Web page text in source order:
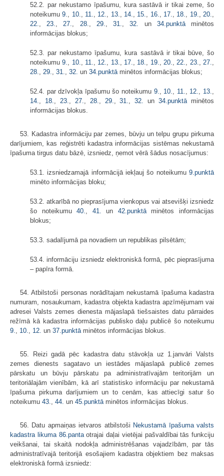
52.2. par nekustamo īpašumu, kura sastāvā ir tikai zeme, šo
noteikumu9. 10. 11. 12. 13. 14. 15. 16. 17. 18. 19. 20.
22.
23. 27. 28. 29. ,31. ,32. un 34.punktāminētos
informācijas blokus;
52.3. par nekustamo īpašumu, kura sastāvā ir tikai būve, šo
noteikumu9. 10. 11. 12. 13. 17. 18. 19. 20. 22. 23. 27.
28.
29. 31. 32. un 34.punktā minētos informācijas blokus;
52.4. par dzīvokļa īpašumu šo noteikumu 9. 10. 11. 12. 13.
14.
18. 23. 27. 28. 29. ,31. ,32.un34.punktā minētos
informācijas blokus.
53. Kadastra informāciju par zemes, būvju un telpu grupu pirkuma
darījumiem, kas reģistrēti kadastra informācijas sistēmas nekustamā
īpašuma tirgus datu bāzē, izsniedz, ņemot vērā šādus nosacījumus:
53.1. izsniedzamajā informācijā iekļauj šo noteikumu 9.punktā
minēto informācijas bloku;
53.2. atkarībā no pieprasījuma vienkopus vai atsevišķi izsniedz
šo noteikumu40. 41.un 42.punktāminētos informācijas
blokus;
53.3. sadalījumā pa novadiem un republikas pilsētām;
53.4. informāciju izsniedz elektroniskā formā, pēc pieprasījuma
– papīra formā.
54. Atbilstoši personas norādītajam nekustamā īpašuma kadastra
numuram, nosaukumam, kadastra objekta kadastra apzīmējumam vai
adresei Valsts zemes dienesta mājaslapā tiešsaistes datu pārraides
režīmā kā kadastra informācijas publisko daļu publicē šo noteikumu
9.
10. 12. un 37.punktā minētos informācijas blokus.
55. Reizi gadā pēc kadastra datu stāvokļa uz 1.janvāri Valsts
zemes dienests sagatavo un iestādes mājaslapā publicē zemes
pārskatu un būvju pārskatu pa administratīvajām teritorijām un
teritoriālajām vienībām, kā arī statistisko informāciju par nekustamā
īpašuma pirkuma darījumiem un to cenām, kas attiecīgi satur šo
noteikumu 43. 44. un 45.punktā minētos informācijas blokus.
56. Datu apmaiņas ietvaros atbilstoši Nekustamā īpašuma valsts
kadastra likuma 86.pantaotrajai daļai vietējai pašvaldībai tās funkciju
veikšanai, tai skaitā nodokļa administrēšanas vajadzībām, par tās
administratīvajā teritorijā esošajiem kadastra objektiem bez maksas
elektroniskā formā izsniedz: